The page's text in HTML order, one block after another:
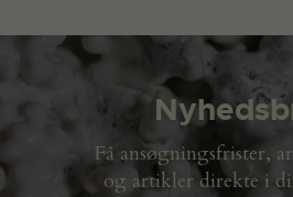
Få ansøgningsfrister,
og artikler direkte i